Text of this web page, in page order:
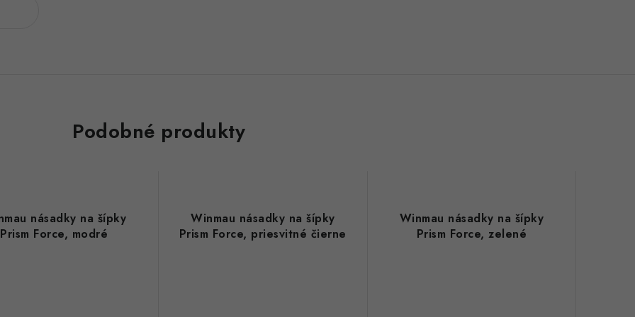
Podobné produkty
násadky na šípky
Prism Force, modré
Winmau násadky na šípky
Prism Force, priesvitné čierne
Winmau násadky na šípky
Prism Force, zelené